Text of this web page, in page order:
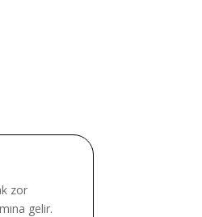
zor
gelir.